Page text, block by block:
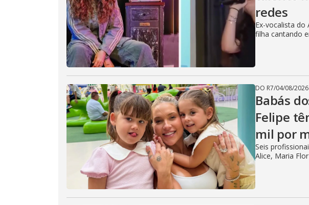
redes
Ex-vocalista
filha cantando
DO R7/04/08/2026
Babás
Felipe
mil por
Seis
Alice, Maria